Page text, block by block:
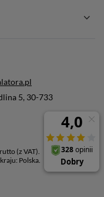
5, 30-733
(z VAT).
Polska.